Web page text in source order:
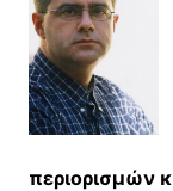
περιορισμών